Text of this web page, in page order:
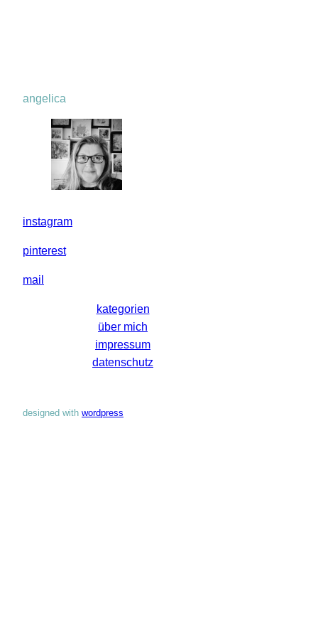
angelica
instagram
pinterest
mail
kategorien
über mich
impressum
datenschutz
designed with wordpress